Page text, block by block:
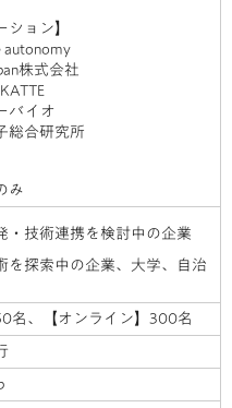
ション】
株式会社
バイオ
総合研究所
み
・技術連携を検討中の企業
を探索中の企業、大学、自治
名、 【オンライン】300名